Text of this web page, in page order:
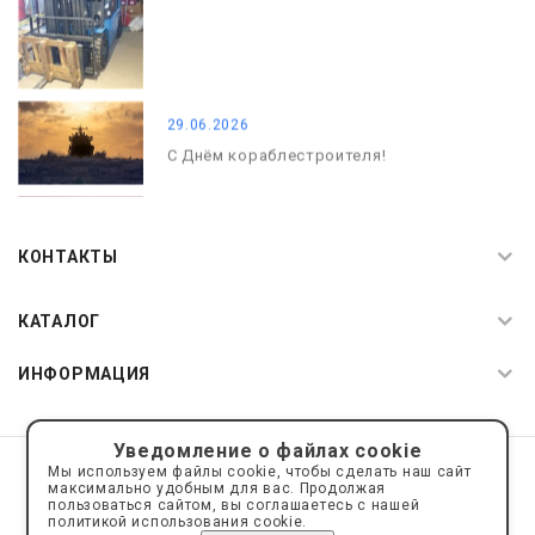
29.06.2026
С Днём кораблестроителя!
КОНТАКТЫ
КАТАЛОГ
ИНФОРМАЦИЯ
© 2019—2026 Интернет пространство АкваРос
sale@a-ros.ru
Политика конфиденциальности
Политика обработки персональных данных
Уведомление о файлах cookie
Мы используем файлы cookie, чтобы сделать наш сайт
максимально удобным для вас. Продолжая
пользоваться сайтом, вы соглашаетесь с нашей
политикой использования cookie.